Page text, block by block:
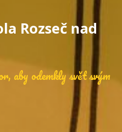
Rozseč nad
aby odemkly svět svým